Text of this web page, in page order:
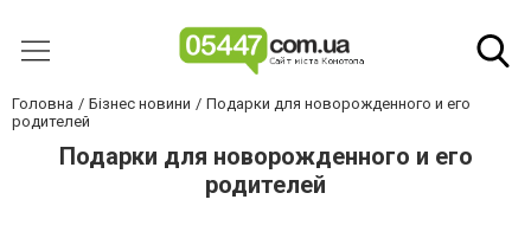
Головна Бізнес новини
Подарки для новорожденного и его
родителей
Подарки для новорожденного и его
родителей